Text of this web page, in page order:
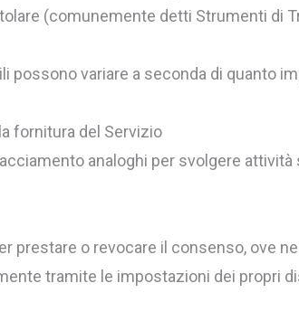
(comunemente detti Strumenti di
possono variare a seconda di quanto
fornitura del Servizio
analoghi per svolgere
prestare o revocare il consenso, ove
tramite le impostazioni dei propri